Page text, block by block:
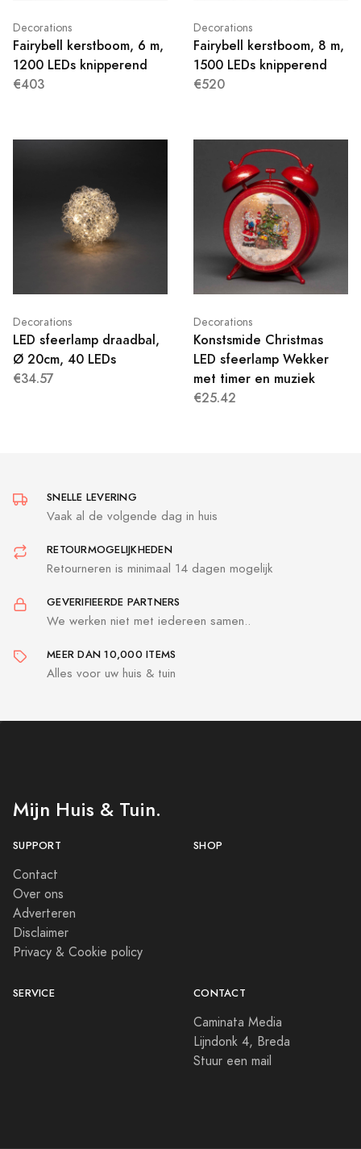
Decorations
Fairybell kerstboom, 6 m,
1200 LEDs knipperend
€403
Decorations
Fairybell kerstboom, 8 m,
1500 LEDs knipperend
€520
Decorations
LED sfeerlamp draadbal,
Ø 20cm, 40 LEDs
€34.57
Decorations
Konstsmide Christmas
LED sfeerlamp Wekker
met timer en muziek
€25.42
SNELLE LEVERING
Vaak al de volgende dag in huis
RETOURMOGELIJKHEDEN
Retourneren is minimaal 14 dagen mogelijk
GEVERIFIEERDE PARTNERS
We werken niet met iedereen samen..
MEER DAN 10,000 ITEMS
Alles voor uw huis & tuin
Mijn Huis & Tuin.
SUPPORT
Contact
Over ons
Adverteren
Disclaimer
Privacy & Cookie policy
SHOP
SERVICE CONTACT
Caminata Media
Lijndonk 4, Breda
Stuur een mail